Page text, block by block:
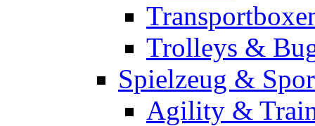
Trolleys &
Spielzeug &
Agility &